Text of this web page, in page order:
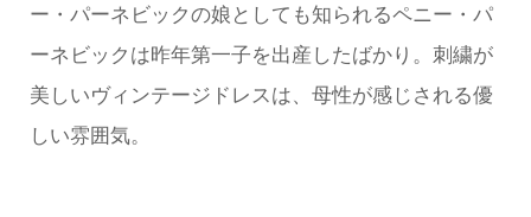
ー・パーネビックの娘としても知られるペニー・パ
ーネビックは昨年第一子を出産したばかり。刺繍が
美しいヴィンテージドレスは、母性が感じされる優
しい雰囲気。